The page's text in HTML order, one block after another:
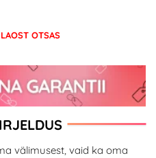
OTSAS
välimusest, vaid ka oma